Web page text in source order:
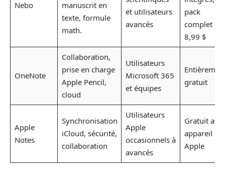
Nebo
manuscrit en
texte, formule
math.
et utilisateurs
avancés
pack
complet
8,99 $
OneNote
Collaboration,
prise en charge
Apple Pencil,
cloud
Utilisateurs
Microsoft 365
et équipes
gratuit
Apple
Notes
Synchronisation
iCloud, sécurité,
collaboration
Utilisateurs
Apple
occasionnels à
avancés
Gratuit
appareil
Apple